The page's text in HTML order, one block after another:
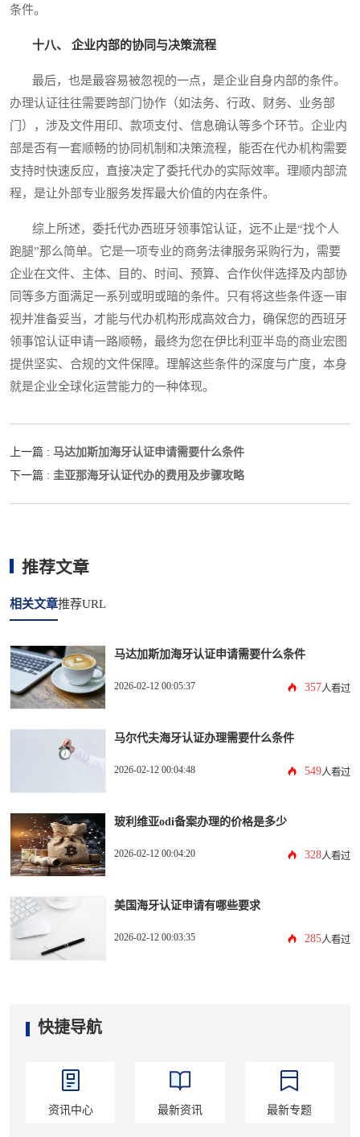
条件。
十八、 企业内部的协同与决策流程
最后，也是最容易被忽视的一点，是企业自身内部的条件。
办理认证往往需要跨部门协作（如法务、行政、财务、业务部
门），涉及文件用印、款项支付、信息确认等多个环节。企业内
部是否有一套顺畅的协同机制和决策流程，能否在代办机构需要
支持时快速反应，直接决定了委托代办的实际效率。理顺内部流
程，是让外部专业服务发挥最大价值的内在条件。
综上所述，委托代办西班牙领事馆认证，远不止是“找个人
跑腿”那么简单。它是一项专业的商务法律服务采购行为，需要
企业在文件、主体、目的、时间、预算、合作伙伴选择及内部协
同等多方面满足一系列或明或暗的条件。只有将这些条件逐一审
视并准备妥当，才能与代办机构形成高效合力，确保您的西班牙
领事馆认证申请一路顺畅，最终为您在伊比利亚半岛的商业宏图
提供坚实、合规的文件保障。理解这些条件的深度与广度，本身
就是企业全球化运营能力的一种体现。
上一篇 : 马达加斯加海牙认证申请需要什么条件
下一篇 : 圭亚那海牙认证代办的费用及步骤攻略
推荐文章
相关文章推荐URL
马达加斯加海牙认证申请需要什么条件
2026-02-12 00:05:37 357人看过
马尔代夫海牙认证办理需要什么条件
2026-02-12 00:04:48 549人看过
玻利维亚odi备案办理的价格是多少
2026-02-12 00:04:20 328人看过
美国海牙认证申请有哪些要求
2026-02-12 00:03:35 285人看过
快捷导航
资讯中心 最新资讯 最新专题